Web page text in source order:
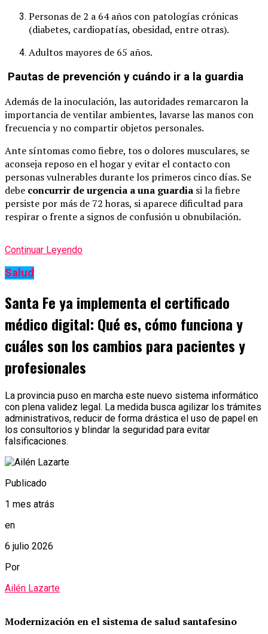
Personas de 2 a 64 años con patologías crónicas
(diabetes, cardiopatías, obesidad, entre otras).
Adultos mayores de 65 años.
Pautas de prevención y cuándo ir a la guardia
Además de la inoculación, las autoridades remarcaron la
importancia de ventilar ambientes, lavarse las manos con
frecuencia y no compartir objetos personales.
Ante síntomas como fiebre, tos o dolores musculares, se
aconseja reposo en el hogar y evitar el contacto con
personas vulnerables durante los primeros cinco días. Se
debe concurrir de urgencia a una guardia si la fiebre
persiste por más de 72 horas, si aparece dificultad para
respirar o frente a signos de confusión u obnubilación.
Continuar Leyendo
Salud
Santa Fe ya implementa el certificado
médico digital: Qué es, cómo funciona y
cuáles son los cambios para pacientes y
profesionales
La provincia puso en marcha este nuevo sistema informático
con plena validez legal. La medida busca agilizar los trámites
administrativos, reducir de forma drástica el uso de papel en
los consultorios y blindar la seguridad para evitar
falsificaciones.
Publicado
1 mes atrás
en
6 julio 2026
Por
Ailén Lazarte
Modernización en el sistema de salud santafesino